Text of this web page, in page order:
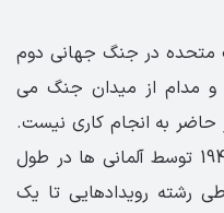
متحده در جنگ جهانی دوم
و مدام از میدان جنگ می
به انجام کاری نیست.
او مخالف جنگ است و در سال 1944 توسط آلمانی ها در طول
رشته رویدادهایی تا یک